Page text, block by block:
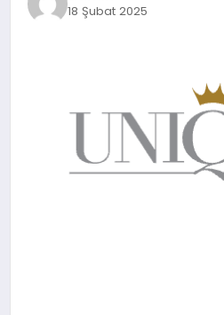
18 Şubat 2025